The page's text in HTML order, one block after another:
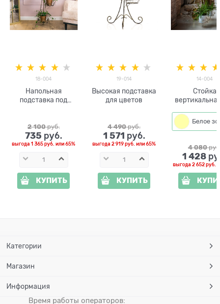
18-004
Напольная
подставка под
2 100 руб.
735 руб.
выгода1 365 руб. или65%
КУПИТЬ
19-014
Высокая подставка
для цветов
4 490 руб.
1 571 руб.
выгода2 919 руб. или65%
КУПИТЬ
14-004
Стойка
4 080
1 428
выгода 2 652 руб.
Категории
Магазин
Информация
Время работы операторов: